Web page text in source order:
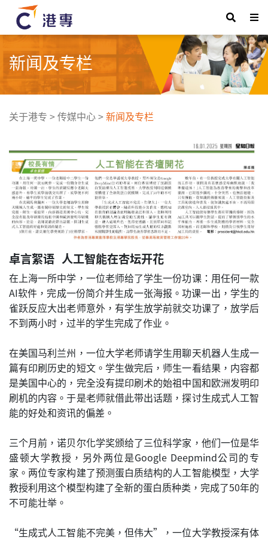
新闻及专栏
关于港专 >传媒中心>新闻及专栏
卓言絮语 人工智能在杏坛开花
在上海一所中学，一位老师给了学生一份功课：用任何一款
AI软件，完成一份简介并生成一张海报。功课一出，学生的
雀跃反应大出老师意外，有学生放学前就交功课了，放学后
不到两小时，过半的学生完成了作业。
在美国马利兰州，一位大学老师请学生用聊天机器人生成一
篇有印刷历史的短文。学生做完后，师生一看结果，内容都
是美国中心的，完全没有提印刷术的始祖中国和欧洲发明印
刷机的内容。于是老师就借此带出话题，探讨生成式人工智
能的好处和资讯的偏差。
三个月前，诺贝尔化学奖颁给了三位科学家，他们一位是华
盛顿大学教授，另外两位是Google Deepmind公司的专
家。两位专家构建了预测蛋白质结构的人工智能模型，大学
教授利用这个模型构建了全新的蛋白质种类，完成了50年的
不可能壮举。
“生成式人工智能不完美，但伟大”，一位大学教授深有体